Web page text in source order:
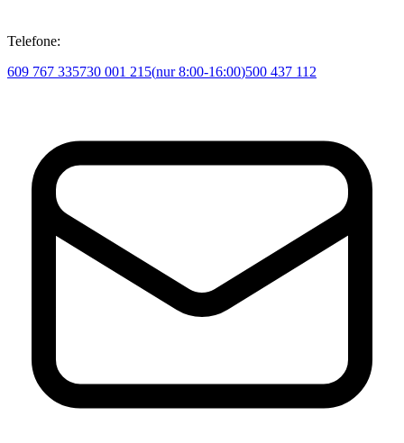
Telefone:
609 767 335730 001 215(nur 8:00-16:00)500 437 112